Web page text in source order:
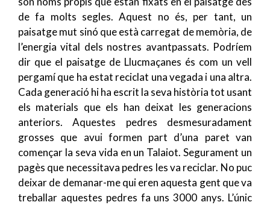
de fa molts segles. Aquest no és, per tant, un
paisatge mut sinó que està carregat de memòria, de
l’energia vital dels nostres avantpassats. Podríem
dir que el paisatge de Llucmaçanes és com un vell
pergamí que ha estat reciclat una vegada i una altra.
Cada generació hi ha escrit la seva història tot usant
els materials que els han deixat les generacions
anteriors. Aquestes pedres desmesuradament
grosses que avui formen part d’una paret van
començar la seva vida en un Talaiot. Segurament un
pagès que necessitava pedres les va reciclar. No puc
deixar de demanar-me qui eren aquesta gent que va
treballar aquestes pedres fa uns 3000 anys. L’únic